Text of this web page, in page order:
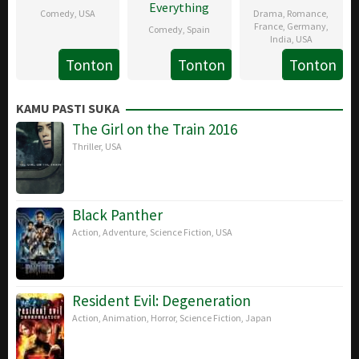
Comedy USA
May
2019
Poehler
Tonton
Everything
Comedy Spain
16
Mar
Gabriela
Tagliavini
Tonton
Drama Romance
France, Germany,
India USA
15
2019
Ritesh
Tonton
KAMU PASTI SUKA
The Girl on the Train 2016
Thriller, USA
Black Panther
Action Adventure Science Fiction USA
Resident Evil: Degeneration
Action Animation Horror, Science Fiction Japan